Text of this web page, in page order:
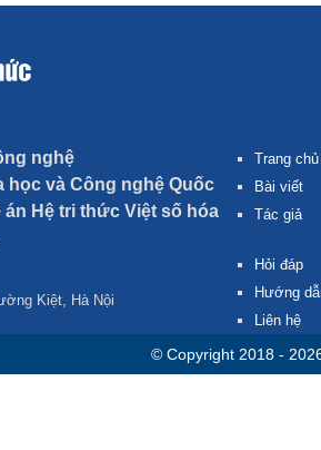
nghệ
học và Công nghệ Quốc
Hệ tri thức Việt số hóa
Kiệt, Hà Nội
Trang chủ
Bài viết
Tác giả
Hỏi đáp
Hướng
Liên hệ
© Copyright 2018 -